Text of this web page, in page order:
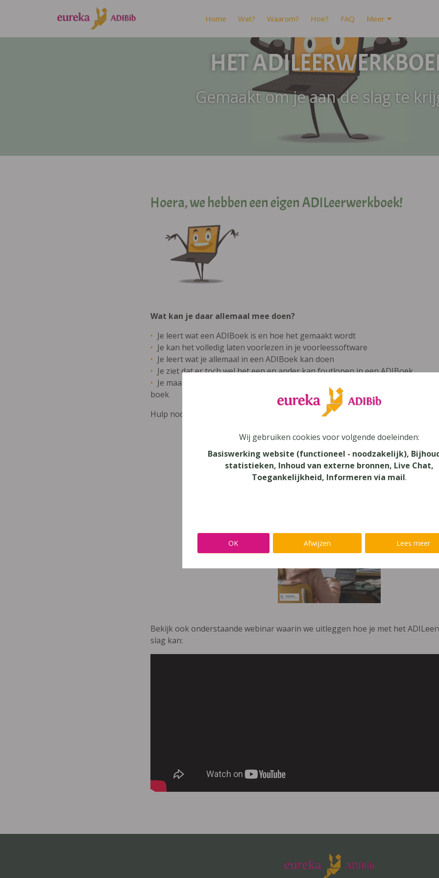
Home Wat? Waarom? Hoe? FAQ Meer
HET
Gemaakt om je aan de slag te
Hoera, we hebben een eigen ADILeerwerkboek!
Wat kan je daar allemaal mee doen?
Je leert wat een ADIBoek is en hoe het gemaakt wordt
Je kan het volledig laten voorlezen in je voorleessoftware
Je leert wat je allemaal in een ADIBoek kan doen
Je ziet dat er toch wel het een en ander kan foutlopen in een ADIBoek
Je maakt samen met je kind of leerling (of lekker in je eentje) de oefeningen
boek
Hulp nodig? Oplossingen van de oefeningen bekijken? Bekijk onze
Download het ADILeerwerkboek
Bekijk ook onderstaande webinar waarin we uitleggen hoe je met het
slag kan:
Wij gebruiken cookies voor volgende doeleinden:
Basiswerking website (functioneel - noodzakelijk),
statistieken, Inhoud van externe bronnen, Live Chat,
Toegankelijkheid, Informeren via mail.
OK Afwijzen Lees meer